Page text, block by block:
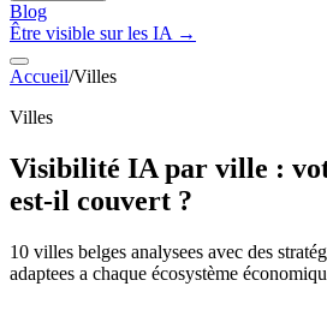
Blog
Être visible sur les IA →
Accueil/Villes
Villes
Visibilité IA par ville :
est-il couvert ?
10 villes belges analysees avec des
adaptees a chaque écosystème